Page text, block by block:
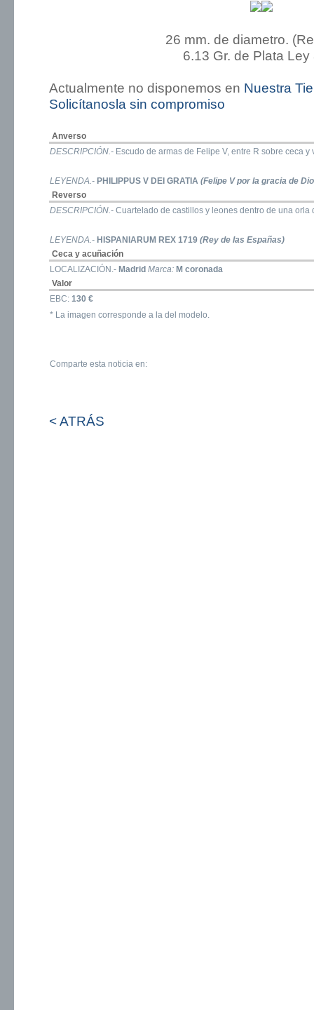
26 mm. de diametro.
6.13 Gr. de Plata Ley
Actualmente no disponemos en Nuestra
Solicítanosla sin compromiso
Anverso
DESCRIPCIÓN.- Escudo de armas de Felipe V, entre R sobre ceca y
LEYENDA.- PHILIPPUS V DEI GRATIA (Felipe V por la gracia de
Reverso
DESCRIPCIÓN.- Cuartelado de castillos y leones dentro de una orla
LEYENDA.- HISPANIARUM REX 1719 (Rey de las Españas)
Ceca y acuñación
LOCALIZACIÓN.- Madrid Marca: M coronada
Valor
EBC: 130 €
* La imagen corresponde a la del modelo.
Comparte esta noticia en:
< ATRÁS